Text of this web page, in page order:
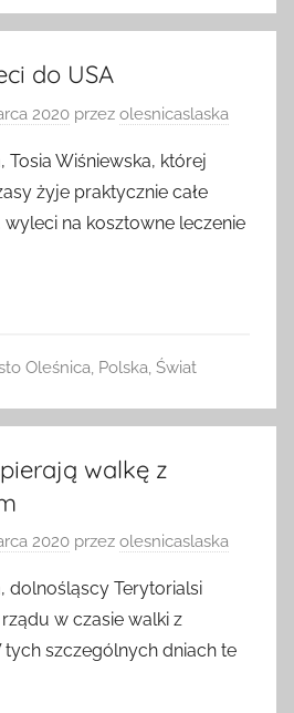
do USA
2020 przez olesnicaslaska
Tosia Wiśniewska, której
żyje praktycznie całe
wyleci na kosztowne leczenie
Oleśnica, Polska, Świat
walkę z
2020 przez olesnicaslaska
dolnośląscy Terytorialsi
w czasie walki z
tych szczególnych dniach te